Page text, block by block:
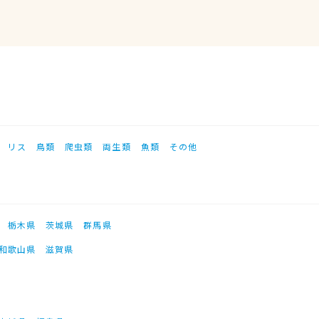
リス 鳥類 爬虫類 両生類 魚類 その他
栃木県 茨城県
群馬県
歌山県
滋賀県